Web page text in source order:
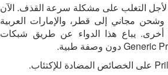
لأجل التغلب على مشكلة سرعة القذف. الآن
مجاني إلى قطر، والإمارات العربية
أخرى. يباع هذا الدواء عن طريق شبكات